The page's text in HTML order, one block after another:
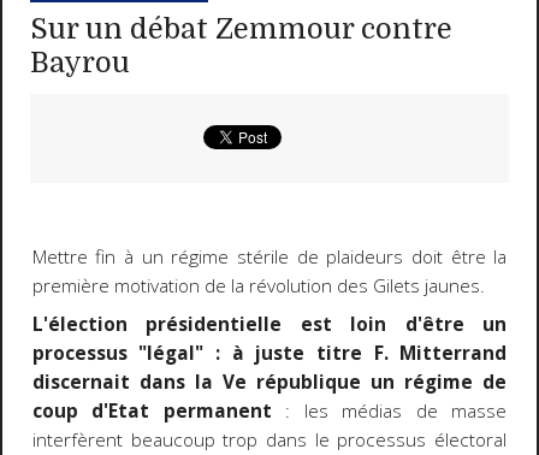
Sur un débat Zemmour contre
Bayrou
Mettre fin à un régime stérile de plaideurs doit être la
première motivation de la révolution des Gilets jaunes.
L'élection présidentielle est loin d'être un
processus "légal" : à juste titre F. Mitterrand
discernait dans la Ve république un régime de
coup d'Etat permanent : les médias de masse
interfèrent beaucoup trop dans le processus électoral